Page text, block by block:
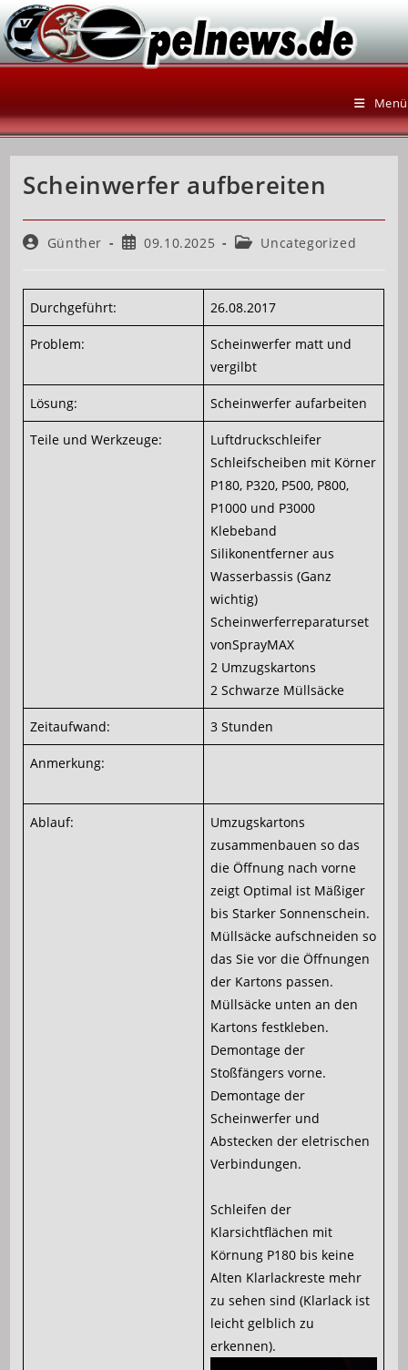
Zum
Inhalt
springen
Menü
Scheinwerfer aufbereiten
Beitrags-
Günther
Beitrag09.10.2025
Beitrags-
Uncategorized
Durchgeführt: 26.08.2017
Problem:
Scheinwerfer matt und
vergilbt
Lösung: Scheinwerfer aufarbeiten
Teile und Werkzeuge:
Luftdruckschleifer
Schleifscheiben mit Körner
P180, P320, P500, P800,
P1000 und P3000
Klebeband
Silikonentferner aus
Wasserbassis (Ganz
wichtig)
Scheinwerferreparaturset
vonSprayMAX
2 Umzugskartons
2 Schwarze Müllsäcke
Zeitaufwand: 3 Stunden
Anmerkung:
Ablauf:
Umzugskartons
zusammenbauen so das
die Öffnung nach vorne
zeigt Optimal ist Mäßiger
bis Starker Sonnenschein.
Müllsäcke aufschneiden so
das Sie vor die Öffnungen
der Kartons passen.
Müllsäcke unten an den
Kartons festkleben.
Demontage der
Stoßfängers vorne.
Demontage der
Scheinwerfer und
Abstecken der eletrischen
Verbindungen.
Schleifen der
Klarsichtflächen mit
Körnung P180 bis keine
Alten Klarlackreste mehr
zu sehen sind (Klarlack ist
leicht gelblich zu
erkennen).